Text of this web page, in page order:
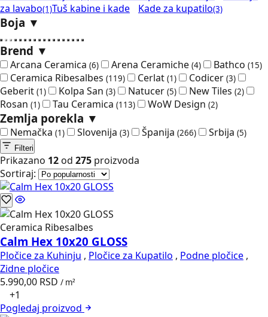
za lavabo(1)Tuš kabine i kade Kade za kupatilo(3)
Boja ▼
Brend ▼
Arcana Ceramica (6) Arena Ceramiche (4) Bathco (15)
Ceramica Ribesalbes (119) Cerlat (1) Codicer (3)
Geberit (1) Kolpa San (3) Natucer (5) New Tiles (2)
Rosan (1) Tau Ceramica (113) WoW Design (2)
Zemlja porekla ▼
Nemačka (1) Slovenija (3) Španija (266) Srbija (5)
Filteri
Prikazano 12od 275 proizvoda
Sortiraj:
Ceramica Ribesalbes
Calm Hex 10x20 GLOSS
Pločice za Kuhinju , Pločice za Kupatilo , Podne pločice ,
Zidne pločice
5.990,00 RSD / m²
+1
Pogledaj proizvod